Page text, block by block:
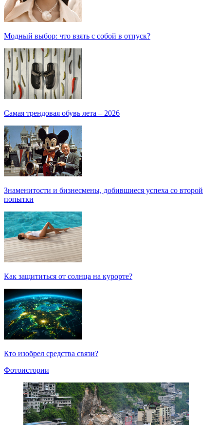
Модный выбор: что взять с собой в отпуск?
Самая трендовая обувь лета – 2026
Знаменитости и бизнесмены, добившиеся успеха со второй
попытки
Как защититься от солнца на курорте?
Кто изобрел средства связи?
Фотоистории